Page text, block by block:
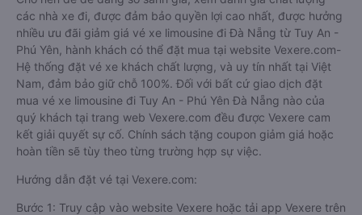
các nhà xe đi, được đảm bảo quyền lợi cao nhất, được hưởng
nhiều ưu đãi giảm giá vé xe limousine đi Đà Nẵng từ Tuy An -
Phú Yên, hành khách có thể đặt mua tại website Vexere.com-
Hệ thống đặt vé xe khách chất lượng, và uy tín nhất tại Việt
Nam, đảm bảo giữ chỗ 100%. Đối với bất cứ giao dịch đặt
mua vé xe limousine đi Tuy An - Phú Yên Đà Nẵng nào của
quý khách tại trang web Vexere.com đều được Vexere cam
kết giải quyết sự cố. Chính sách tặng coupon giảm giá hoặc
hoàn tiền sẽ tùy theo từng trường hợp sự việc.
Hướng dẫn đặt vé tại Vexere.com:
Bước 1: Truy cập vào website Vexere hoặc tải app Vexere trên